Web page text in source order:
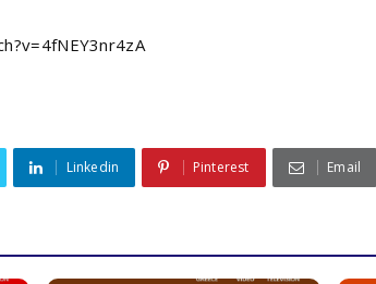
Linkedin Pinterest Email